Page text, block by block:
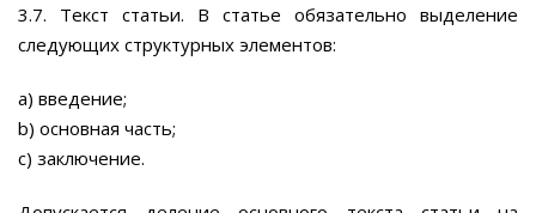
3.7. Текст статьи. В статье обязательно выделение
следующих структурных элементов:
a) введение;
b) основная часть;
c) заключение.